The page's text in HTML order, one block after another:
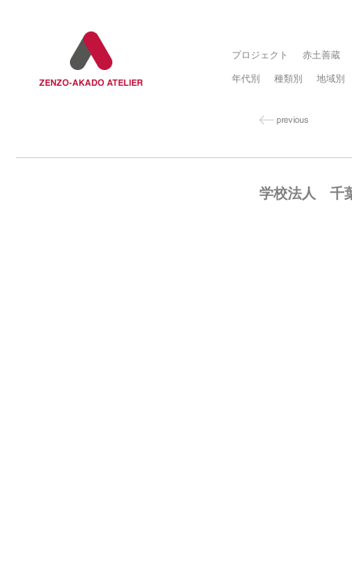
プロジェクト 赤土善蔵
年代別 種類別 地域別
学校法人 千